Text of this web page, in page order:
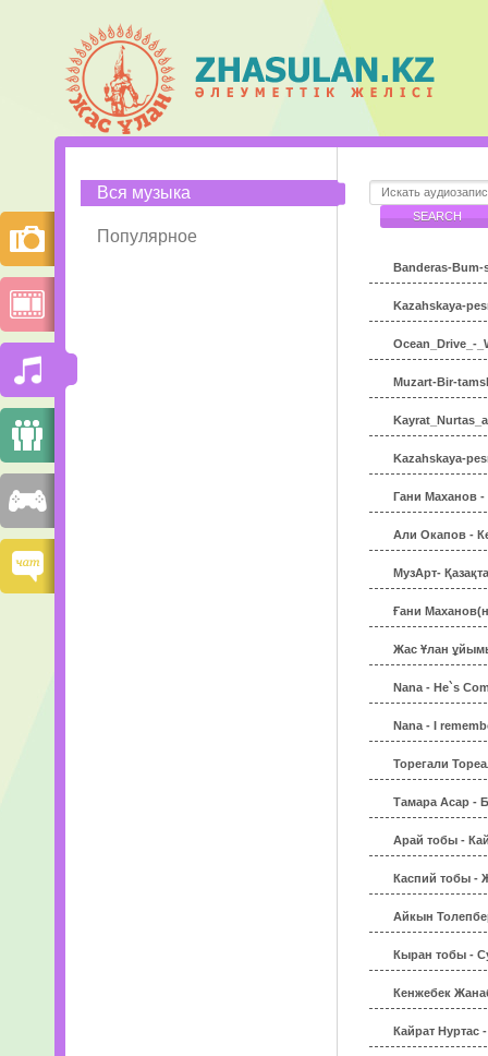
Вся музыка
Популярное
Banderas-
Kazahskaya-
Ocean_Drive_-
Muzart-Bir-
Kazahskaya-
Гани Маханов -
Али Окапов -
МузАрт-
Ғани
Жас Ұлан
Nana - He`s
Nana - I
Торегали
Тамара Асар -
Арай тобы -
Каспий тобы -
Айкын
Кыран тобы -
Кенжебек
Кайрат Нуртас